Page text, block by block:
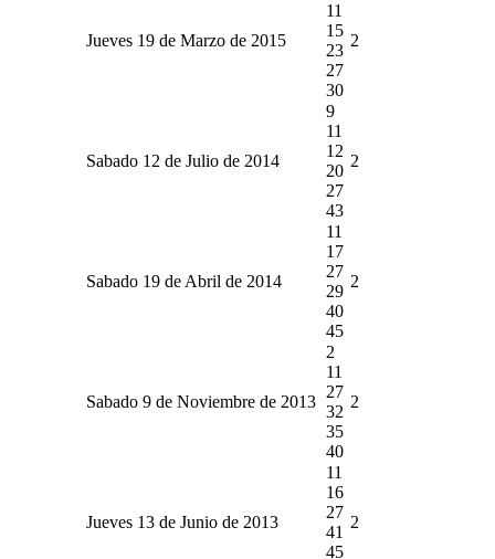
Jueves 19 de Marzo de 2015
11
15
23
27
30
2
Sabado 12 de Julio de 2014
9
11
12
20
27
43
2
Sabado 19 de Abril de 2014
11
17
27
29
40
45
2
Sabado 9 de Noviembre de 2013
2
11
27
32
35
40
2
Jueves 13 de Junio de 2013
11
16
27
41
45
2